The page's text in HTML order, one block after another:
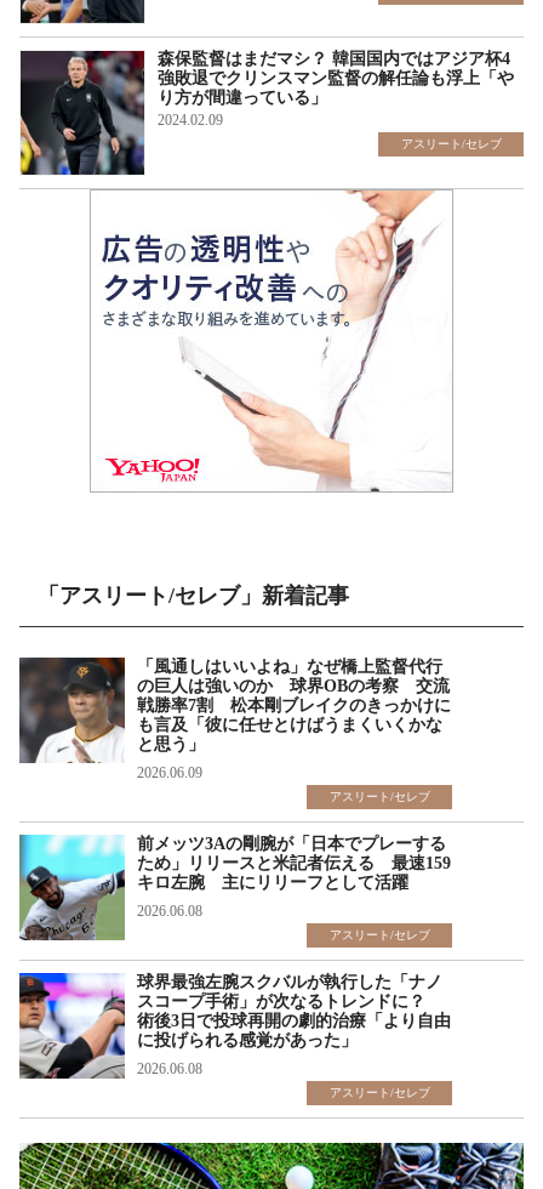
森保監督はまだマシ？ 韓国国内ではアジア杯4
強敗退でクリンスマン監督の解任論も浮上「や
り方が間違っている」
2024.02.09
アスリート/セレブ
「アスリート/セレブ」新着記事
「風通しはいいよね」なぜ橋上監督代行
の巨人は強いのか 球界OBの考察 交流
戦勝率7割 松本剛ブレイクのきっかけに
も言及「彼に任せとけばうまくいくかな
と思う」
2026.06.09
アスリート/セレブ
前メッツ3Aの剛腕が「日本でプレーする
ため」リリースと米記者伝える 最速159
キロ左腕 主にリリーフとして活躍
2026.06.08
アスリート/セレブ
球界最強左腕スクバルが執行した「ナノ
スコープ手術」が次なるトレンドに？
術後3日で投球再開の劇的治療「より自由
に投げられる感覚があった」
2026.06.08
アスリート/セレブ